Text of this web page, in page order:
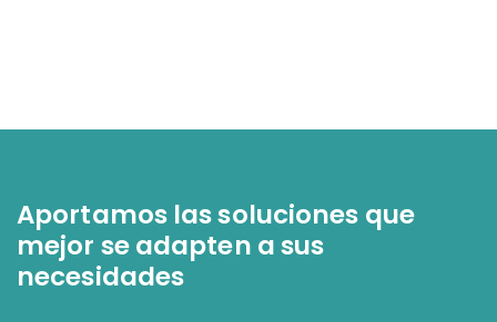
Aportamos las soluciones que
mejor se adapten a sus
necesidades